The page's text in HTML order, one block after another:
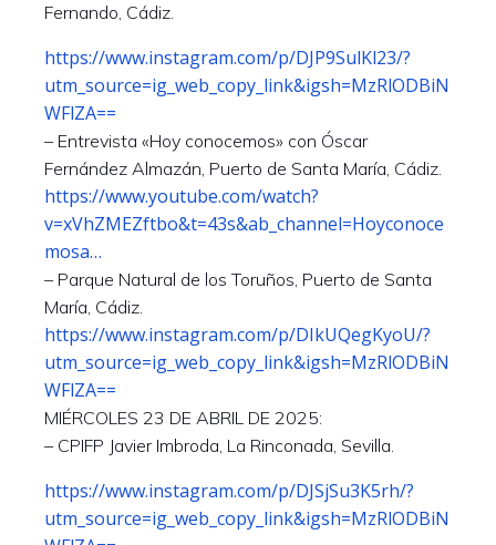
Fernando, Cádiz.
https://www.instagram.com/p/DJP9SulKl23/?
utm_source=ig_web_copy_link&igsh=MzRlODBiN
WFlZA==
– Entrevista «Hoy conocemos» con Óscar
Fernández Almazán, Puerto de Santa María, Cádiz.
https://www.youtube.com/watch?
v=xVhZMEZftbo&t=43s&ab_channel=Hoyconoce
mosa…
– Parque Natural de los Toruños, Puerto de Santa
María, Cádiz.
https://www.instagram.com/p/DIkUQegKyoU/?
utm_source=ig_web_copy_link&igsh=MzRlODBiN
WFlZA==
MIÉRCOLES 23 DE ABRIL DE 2025:
– CPIFP Javier Imbroda, La Rinconada, Sevilla.
https://www.instagram.com/p/DJSjSu3K5rh/?
utm_source=ig_web_copy_link&igsh=MzRlODBiN